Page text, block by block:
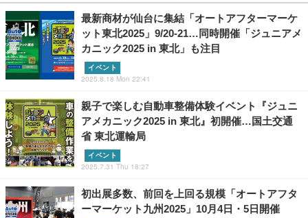
最新商材が仙台に集結「オートアフターマーケ
ット東北2025」9/20-21…同時開催「ジュニアメ
カニック2025 in 東北」も注目
イベント
2025.8.18 Mon 22:41
親子で楽しむ自動車整備体験イベント『ジュニ
アメカニック2025 in 東北』初開催…国土交通
省 東北運輸局
イベント
2025.7.31 Thu 18:27
初出展多数、前回を上回る規模「オートアフタ
ーマーケット九州2025」10月4日・5日開催